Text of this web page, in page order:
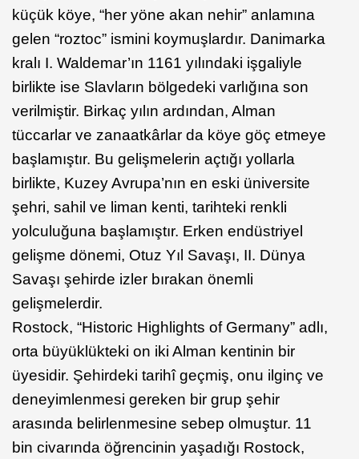
küçük köye, “her yöne akan nehir” anlamına
gelen “roztoc” ismini koymuşlardır. Danimarka
kralı I. Waldemar’ın 1161 yılındaki işgaliyle
birlikte ise Slavların bölgedeki varlığına son
verilmiştir. Birkaç yılın ardından, Alman
tüccarlar ve zanaatkârlar da köye göç etmeye
başlamıştır. Bu gelişmelerin açtığı yollarla
birlikte, Kuzey Avrupa’nın en eski üniversite
şehri, sahil ve liman kenti, tarihteki renkli
yolculuğuna başlamıştır. Erken endüstriyel
gelişme dönemi, Otuz Yıl Savaşı, II. Dünya
Savaşı şehirde izler bırakan önemli
gelişmelerdir.
Rostock, “Historic Highlights of Germany” adlı,
orta büyüklükteki on iki Alman kentinin bir
üyesidir. Şehirdeki tarihî geçmiş, onu ilginç ve
deneyimlenmesi gereken bir grup şehir
arasında belirlenmesine sebep olmuştur. 11
bin civarında öğrencinin yaşadığı Rostock,